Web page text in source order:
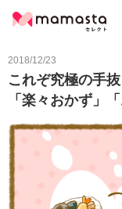
2018/12/23
これぞ究極の手
「楽々おかず」